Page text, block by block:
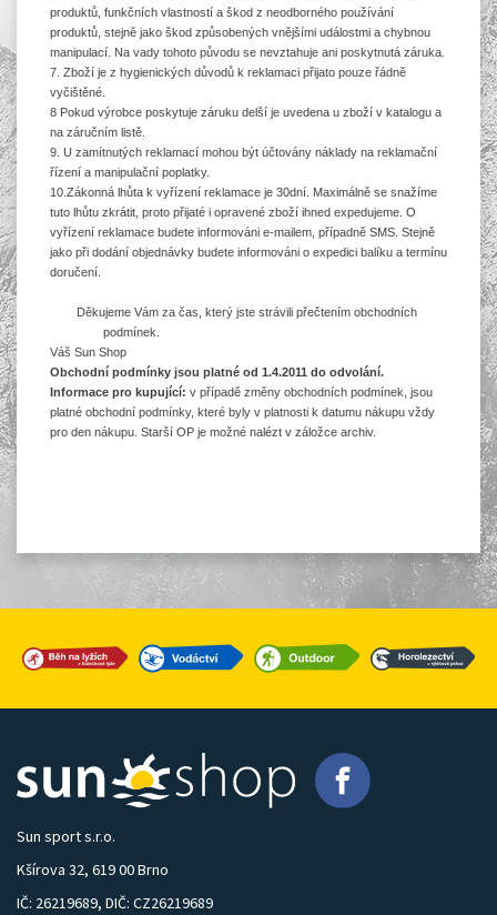
produktů, funkčních vlastností a škod z neodborného používání
produktů, stejně jako škod způsobených vnějšími událostmi a chybnou
manipulací. Na vady tohoto původu se nevztahuje ani poskytnutá záruka.
7. Zboží je z hygienických důvodů k reklamaci přijato pouze řádně
vyčištěné.
8 Pokud výrobce poskytuje záruku delší je uvedena u zboží v katalogu a
na záručním listě.
9. U zamítnutých reklamací mohou být účtovány náklady na reklamační
řízení a manipulační poplatky.
10.Zákonná lhůta k vyřízení reklamace je 30dní. Maximálně se snažíme
tuto lhůtu zkrátit, proto přijaté i opravené zboží ihned expedujeme. O
vyřízení reklamace budete informováni e-mailem, případně SMS. Stejně
jako při dodání objednávky budete informováni o expedici balíku a termínu
doručení.
Děkujeme Vám za čas, který jste strávili přečtením obchodních
podmínek.
Váš Sun Shop
Obchodní podmínky jsou platné od 1.4.2011 do odvolání.
Informace pro kupující: v případě změny obchodních podmínek, jsou
platné obchodní podmínky, které byly v platnosti k datumu nákupu vždy
pro den nákupu. Starší OP je možné nalézt v záložce archiv.
Sun sport s.r.o.
Kšírova 32, 619 00 Brno
IČ: 26219689, DIČ: CZ26219689